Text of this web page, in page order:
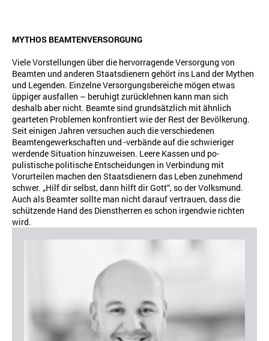
MYTHOS BEAMTENVERSORGUNG
Viele Vorstellungen über die hervorragende Versorgung von
Beamten und anderen Staatsdienern gehört ins Land der Mythen
und Legenden. Einzelne Versorgungsbereiche mögen etwas
üppiger ausfallen – beruhigt zurücklehnen kann man sich
deshalb aber nicht. Beamte sind grundsätzlich mit ähnlich
gearteten Problemen konfrontiert wie der Rest der Bevölkerung.
Seit einigen Jahren versuchen auch die verschiedenen
Beamtengewerkschaften und -verbände auf die schwieriger
werdende Situation hinzuweisen. Leere Kassen und po-
pulistische politische Entscheidungen in Verbindung mit
Vorurteilen machen den Staatsdienern das Leben zunehmend
schwer. „Hilf dir selbst, dann hilft dir Gott“, so der Volksmund.
Auch als Beamter sollte man nicht darauf vertrauen, dass die
schützende Hand des Dienstherren es schon irgendwie richten
wird.